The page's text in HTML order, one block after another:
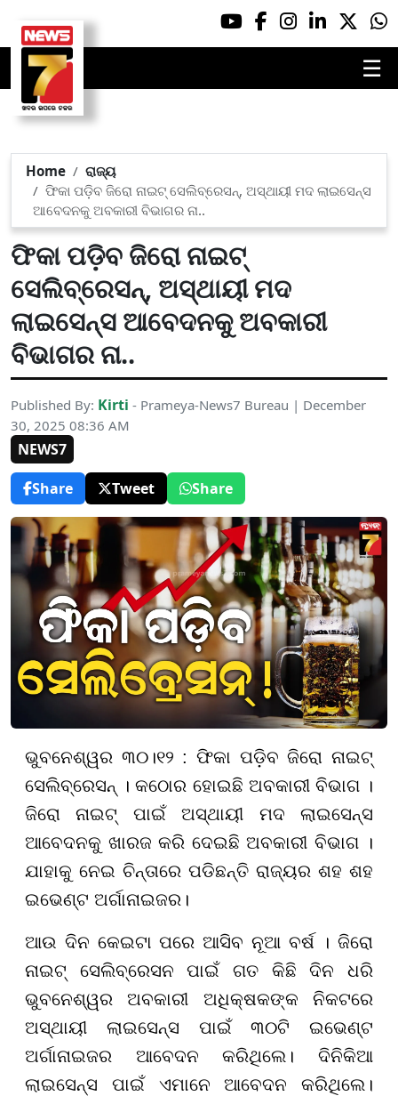
☰
Home
ରାଜ୍ୟ
ଫିକା ପଡ଼ିବ ଜିରୋ ନାଇଟ୍‌ ସେଲିବ୍ରେସନ୍‌, ଅସ୍ଥାୟୀ ମଦ ଲାଇସେନ୍ସ
ଆବେଦନକୁ ଅବକାରୀ ବିଭାଗର ନା..
ଫିକା ପଡ଼ିବ ଜିରୋ ନାଇଟ୍‌
ସେଲିବ୍ରେସନ୍‌, ଅସ୍ଥାୟୀ ମଦ
ଲାଇସେନ୍ସ ଆବେଦନକୁ ଅବକାରୀ
ବିଭାଗର ନା..
Published By: Kirti - Prameya-News7 Bureau | December
30, 2025 08:36 AM
NEWS7
Share
Tweet Share
ଭୁବନେଶ୍ୱର ୩୦।୧୨ : ଫିକା ପଡ଼ିବ ଜିରୋ ନାଇଟ୍
ସେଲିବ୍ରେସନ୍ । କଠୋର ହୋଇଛି ଅବକାରୀ ବିଭାଗ ।
ଜିରୋ ନାଇଟ୍ ପାଇଁ ଅସ୍ଥାୟୀ ମଦ ଲାଇସେନ୍ସ
ଆବେଦନକୁ ଖାରଜ କରି ଦେଇଛି ଅବକାରୀ ବିଭାଗ ।
ଯାହାକୁ ନେଇ ଚିନ୍ତାରେ ପଡିଛନ୍ତି ରାଜ୍ୟର ଶହ ଶହ
ଇଭେଣ୍ଟ ଅର୍ଗାନାଇଜର।
ଆଉ ଦିନ କେଇଟା ପରେ ଆସିବ ନୂଆ ବର୍ଷ । ଜିରୋ
ନାଇଟ୍ ସେଲିବ୍ରେସନ ପାଇଁ ଗତ କିଛି ଦିନ ଧରି
ଭୁବନେଶ୍ୱର ଅବକାରୀ ଅଧିକ୍ଷକଙ୍କ ନିକଟରେ
ଅସ୍ଥାୟୀ ଲାଇସେନ୍ସ ପାଇଁ ୩୦ଟି ଇଭେଣ୍ଟ
ଅର୍ଗାନାଇଜର ଆବେଦନ କରିଥିଲେ। ଦିନିକିଆ
ଲାଇସେନ୍ସ ପାଇଁ ଏମାନେ ଆବେଦନ କରିଥିଲେ।